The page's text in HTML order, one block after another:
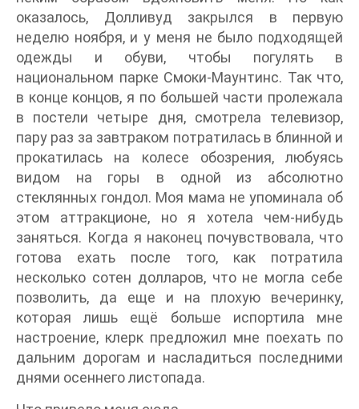
оказалось, Долливуд закрылся в первую
неделю ноября, и у меня не было подходящей
одежды и обуви, чтобы погулять в
национальном парке Смоки-Маунтинс. Так что,
в конце концов, я по большей части пролежала
в постели четыре дня, смотрела телевизор,
пару раз за завтраком потратилась в блинной и
прокатилась на колесе обозрения, любуясь
видом на горы в одной из абсолютно
стеклянных гондол. Моя мама не упоминала об
этом аттракционе, но я хотела чем-нибудь
заняться. Когда я наконец почувствовала, что
готова ехать после того, как потратила
несколько сотен долларов, что не могла себе
позволить, да еще и на плохую вечеринку,
которая лишь ещё больше испортила мне
настроение, клерк предложил мне поехать по
дальним дорогам и насладиться последними
днями осеннего листопада.